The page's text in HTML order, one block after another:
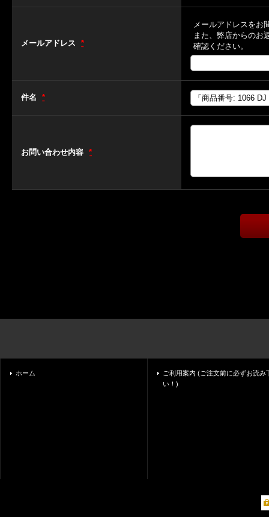
メールアドレス *
メールアドレスをお
また、弊店からのお
確認ください。
件名 *
お問い合わせ内容 *
ホーム
ご利用案内 (ご注文前に必ずお読み
い！)